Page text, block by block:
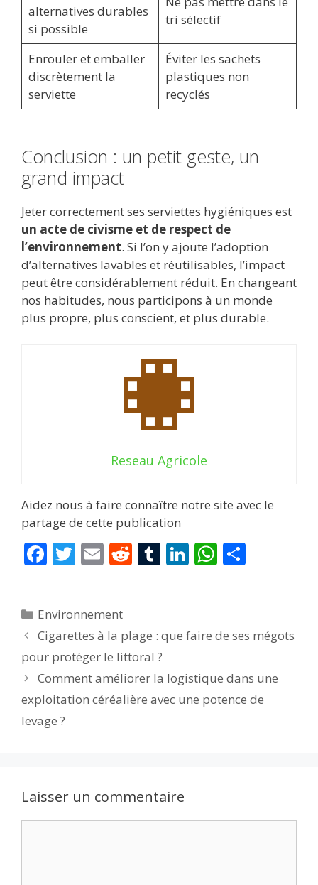
alternatives durables
si possible
tri sélectif
Enrouler et emballer
discrètement la
serviette
Éviter les sachets
plastiques non
recyclés
Conclusion : un petit geste, un
grand impact
Jeter correctement ses serviettes hygiéniques est
un acte de civisme et de respect de
l’environnement. Si l’on y ajoute l’adoption
d’alternatives lavables et réutilisables, l’impact
peut être considérablement réduit. En changeant
nos habitudes, nous participons à un monde
plus propre, plus conscient, et plus durable.
Reseau Agricole
Aidez nous à faire connaître notre site avec le
partage de cette publication
F
b
o
o
k
T
er
E
l
R
t
T
r
Li
dI
n
W
A
p
er
Catégories
Environnement
Cigarettes à la plage : que faire de ses mégots
pour protéger le littoral ?
Comment améliorer la logistique dans une
exploitation céréalière avec une potence de
levage ?
Laisser un commentaire